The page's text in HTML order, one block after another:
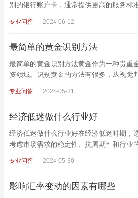
别的银行账户卡，通常提供更高的服务标
专业问答 2024-06-12
最简单的黄金识别方法
最简单的黄金识别方法黄金作为一种贵重
资领域。识别黄金的方法有很多，从视觉
专业问答 2024-05-31
经济低迷做什么行业好
经济低迷做什么行业好在经济低迷时期，
考虑市场需求的稳定性、抗周期性和行业
专业问答 2024-05-30
影响汇率变动的因素有哪些